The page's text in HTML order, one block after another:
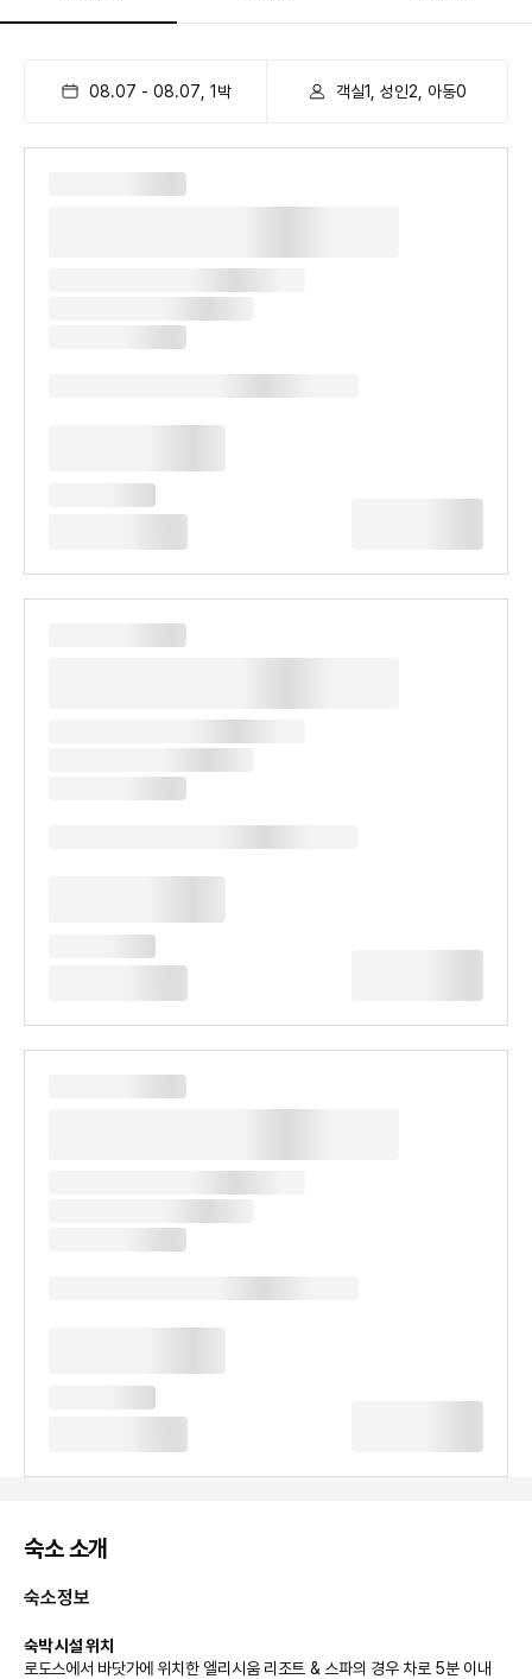
08.07 - 08.07 1 박 객실1, 성인2, 아동0
숙소 소개
숙소정보
숙박 시설 위치
로도스에서 바닷가에 위치한 엘리시움 리조트 & 스파의 경우 차로 5분 이내